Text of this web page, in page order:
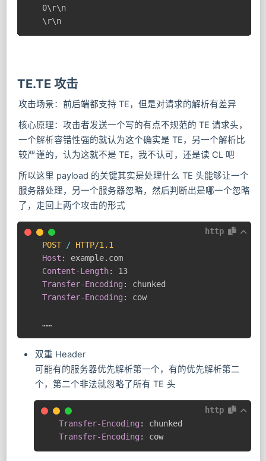
0\r\n
\r\n
TE.TE 攻击
攻击场景：前后端都支持 TE，但是对请求的解析有差异
核心原理：攻击者发送一个写的有点不规范的 TE 请求头，
一个解析容错性强的就认为这个确实是 TE，另一个解析比
较严谨的，认为这就不是 TE，我不认可，还是读 CL 吧
所以这里 payload 的关键其实是处理什么 TE 头能够让一个
服务器处理，另一个服务器忽略，然后判断出是哪一个忽略
了，走回上两个攻击的形式
http
POST
/ HTTP/1.1
Host :
example.com
Content-Length:
13
Transfer-Encoding :
chunked
Transfer-Encoding : cow
……
双重 Header
可能有的服务器优先解析第一个，有的优先解析第二
个，第二个非法就忽略了所有 TE 头
http
Transfer-Encoding :
chunked
Transfer-Encoding : cow